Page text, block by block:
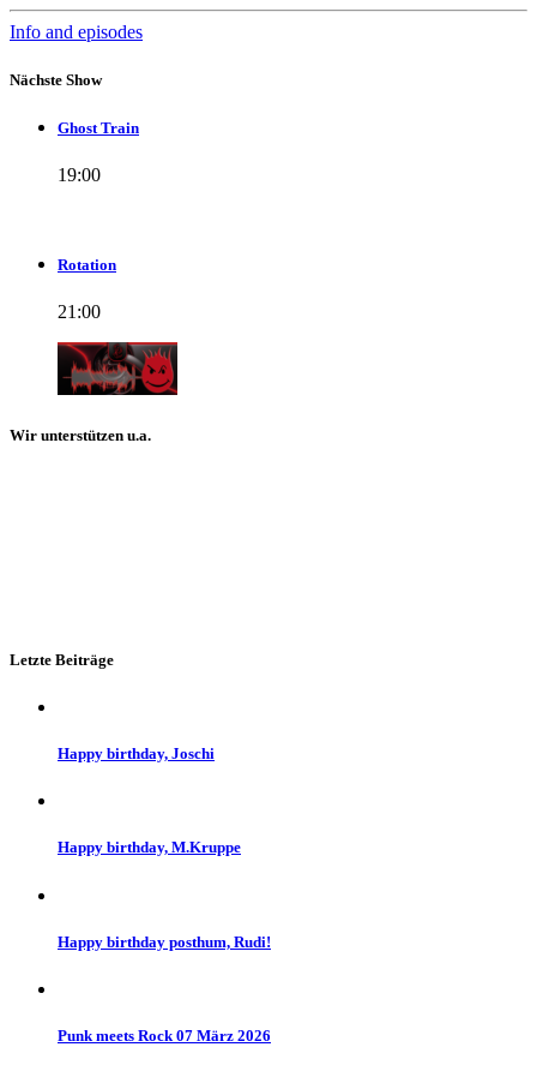
Info and episodes
Nächste Show
Ghost Train
19:00
Rotation
21:00
Wir unterstützen u.a.
Letzte Beiträge
Happy birthday, Joschi
Happy birthday, M.Kruppe
Happy birthday posthum, Rudi!
Punk meets Rock 07 März 2026